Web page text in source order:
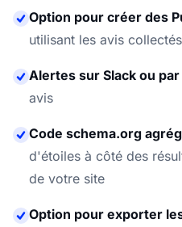
Option pour créer des
utilisant les avis
Alertes sur Slack ou
avis
Code schema.org
d'étoiles à côté des
de votre site
Option pour exporter